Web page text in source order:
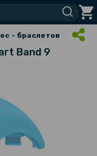
- браслетов
Band 9